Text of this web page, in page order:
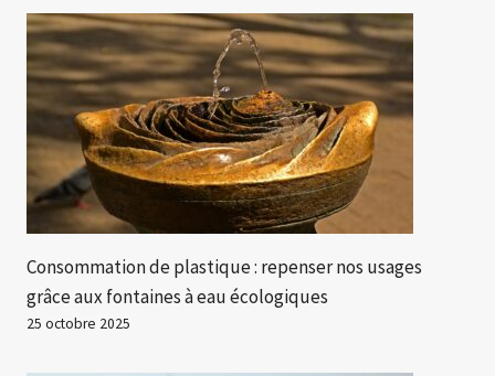
Consommation de plastique : repenser nos usages
grâce aux fontaines à eau écologiques
25 octobre 2025